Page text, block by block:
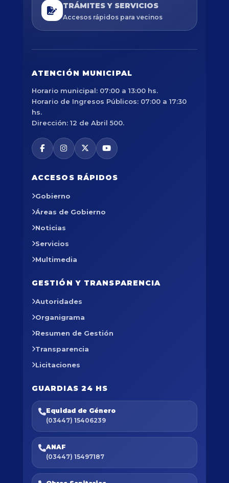
TRÁMITES Y SERVICIOS
Accesos rápidos para vecinos
ATENCIÓN MUNICIPAL
Horario municipal: 07:00 a 13:00 hs.
Horario de Ingresos Públicos: 07:00 a 17:30
hs.
Dirección: 12 de Abril 500.
ACCESOS RÁPIDOS
Gobierno
Áreas de Gobierno
Noticias
Servicios
Multimedia
GESTIÓN Y TRANSPARENCIA
Autoridades
Organigrama
Resumen de Gestión
Transparencia
Licitaciones
GUARDIAS 24 HS
Equidad de Género
(03447) 15406239
ANAF
(03447) 15497187